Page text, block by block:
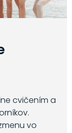
cvičením a
vo